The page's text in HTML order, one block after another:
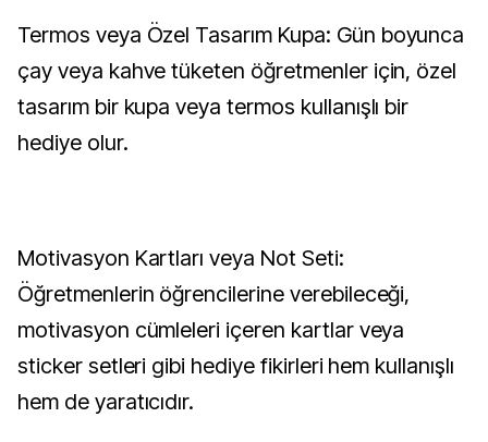
Termos veya Özel Tasarım Kupa: Gün boyunca
çay veya kahve tüketen öğretmenler için, özel
tasarım bir kupa veya termos kullanışlı bir
hediye olur.
Motivasyon Kartları veya Not Seti:
Öğretmenlerin öğrencilerine verebileceği,
motivasyon cümleleri içeren kartlar veya
sticker setleri gibi hediye fikirleri hem kullanışlı
hem de yaratıcıdır.